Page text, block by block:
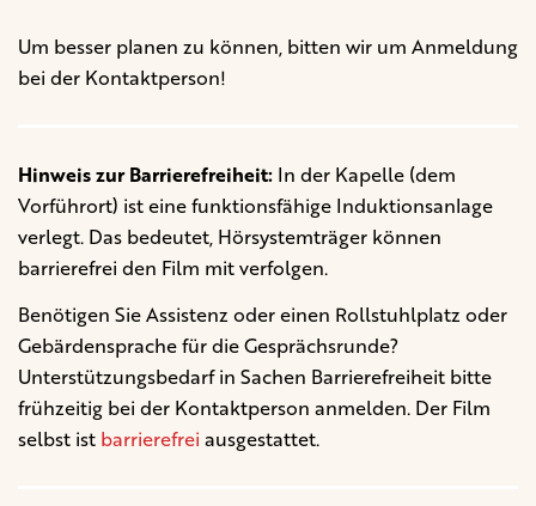
Um besser planen zu können, bitten wir um Anmeldung
bei der Kontaktperson!
Hinweis zur Barrierefreiheit: In der Kapelle (dem
Vorführort) ist eine funktionsfähige Induktionsanlage
verlegt. Das bedeutet, Hörsystemträger können
barrierefrei den Film mit verfolgen.
Benötigen Sie Assistenz oder einen Rollstuhlplatz oder
Gebärdensprache für die Gesprächsrunde?
Unterstützungsbedarf in Sachen Barrierefreiheit bitte
frühzeitig bei der Kontaktperson anmelden. Der Film
selbst ist barrierefrei ausgestattet.